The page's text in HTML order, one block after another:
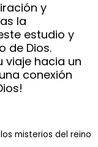
y
la
estudio y
de Dios.
viaje hacia un
conexión
misterios del reino